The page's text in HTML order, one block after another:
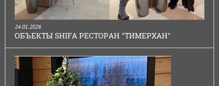
24.01.2026
ОБЪЕКТЫ SHIFA РЕСТОРАН "ТИМЕРХАН"